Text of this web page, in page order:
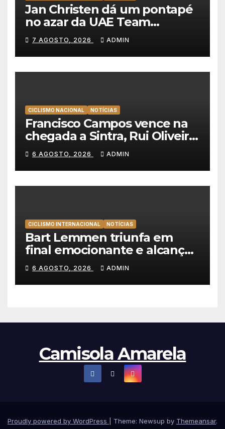
Jan Christen dá um pontapé
no azar da UAE Team
Emirates e vence na Volta a
Polónia
7 AGOSTO, 2026 ADMIN
CICLISMO NACIONAL NOTÍCIAS
Francisco Campos vence na
chegada a Sintra, Rui Oliveira
veste de amarelo na Volta a
Portugal
6 AGOSTO, 2026 ADMIN
CICLISMO INTERNACIONAL NOTÍCIAS
Bart Lemmen triunfa em
final emocionante e alcança
a primeira vitória da carreira
na Volta à Polónia
6 AGOSTO, 2026 ADMIN
Camisola Amarela
Proudly powered by WordPress Theme: Newsup by Themeansar.